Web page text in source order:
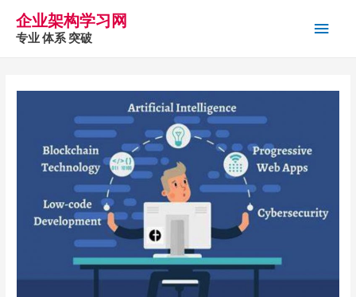
企业架构学习网
专业 体系 突破
主
单